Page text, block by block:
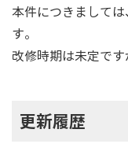
本件につきまして
す。
改修時期は未定です
更新履歴